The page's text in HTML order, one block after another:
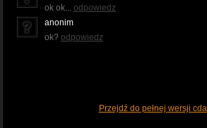
ok ok... odpowiedz
anonim
ok? odpowiedz
Przejdź do pełnej wersji